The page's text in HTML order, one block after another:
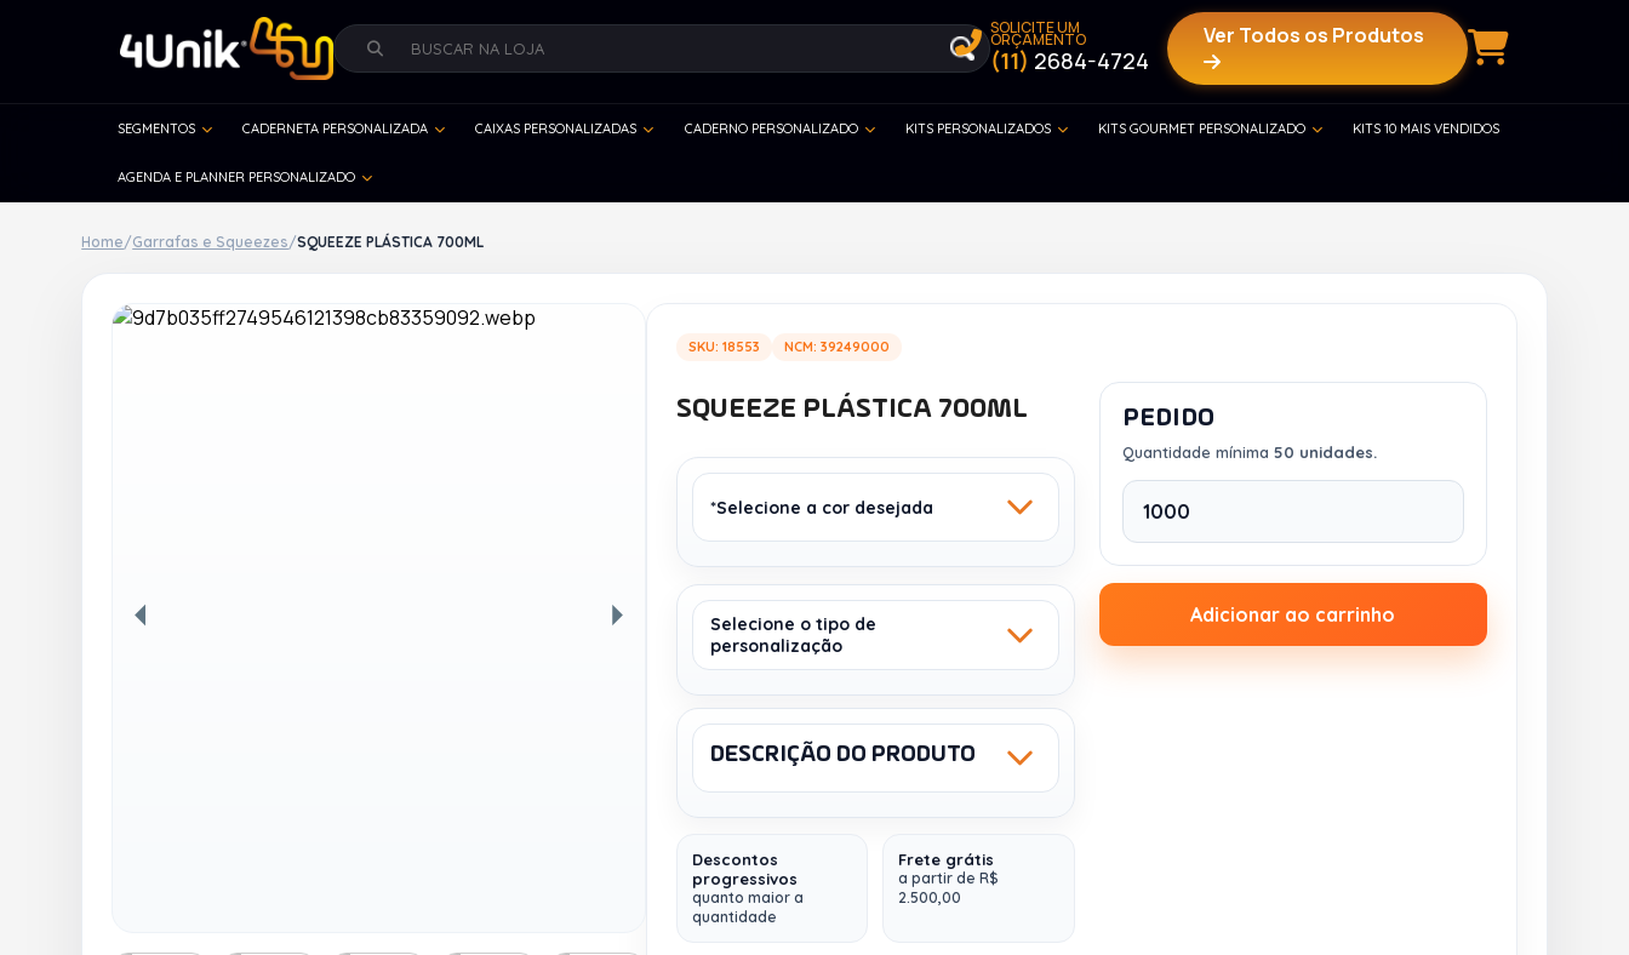
SOLICITE UM
ORÇAMENTO
(11) 2684-4724
Ver Todos os Produtos
SEGMENTOS CADERNETA PERSONALIZADA CAIXAS PERSONALIZADAS CADERNO PERSONALIZADO KITS PERSONALIZADOS KITS GOURMET PERSONALIZADO KITS 10 MAIS VENDIDOS
AGENDA E PLANNER PERSONALIZADO
Home/Garrafas e Squeezes/SQUEEZE PLÁSTICA 700ML
SKU: 18553 NCM: 39249000
SQUEEZE PLÁSTICA 700ML
*Selecione a cor desejada
PRETO AZUL
Sem estoque
Selecione o tipo de
personalização
DESCRIÇÃO DO PRODUTO
Squeeze Plástico 700mlcom peneira e
alça para transporte. Com visual
Descontos
progressivos
quanto maior a
quantidade
Frete grátis
a partir de R$
2.500,00
PEDIDO
Quantidade mínima 50 unidades.
Adicionar ao carrinho